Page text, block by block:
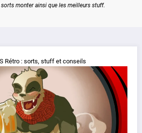
monter ainsi que les meilleurs stuff.
Rétro : sorts, stuff et conseils